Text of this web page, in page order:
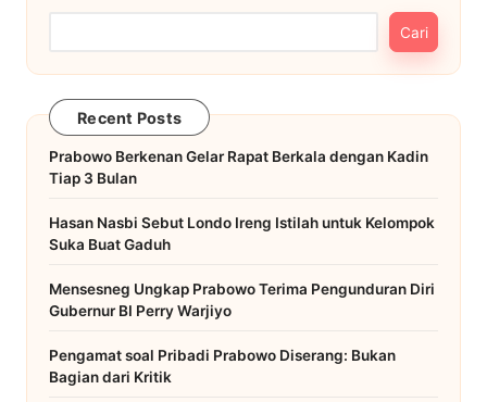
Cari
Recent Posts
Prabowo Berkenan Gelar Rapat Berkala dengan Kadin
Tiap 3 Bulan
Hasan Nasbi Sebut Londo Ireng Istilah untuk Kelompok
Suka Buat Gaduh
Mensesneg Ungkap Prabowo Terima Pengunduran Diri
Gubernur BI Perry Warjiyo
Pengamat soal Pribadi Prabowo Diserang: Bukan
Bagian dari Kritik